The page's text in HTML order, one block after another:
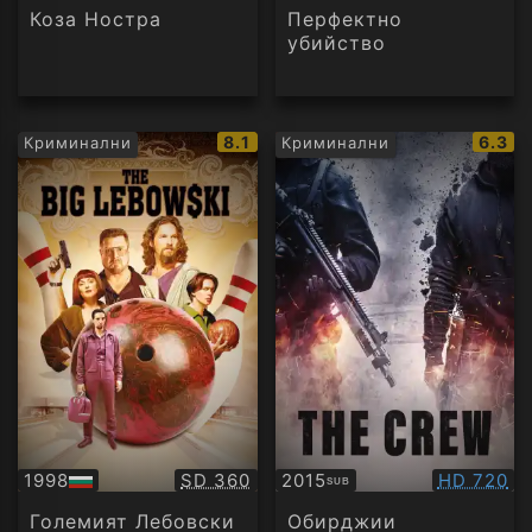
аудио
Коза Ностра
аудио
Перфектно
убийство
Криминални
IMDb
рейтинг:
8.1
1998
БГ
аудио
Качество:
SD 360
Големият Лебовски
Криминални
IMDb
6.3
2015SUB
Субтитри HD 720
Обирджии